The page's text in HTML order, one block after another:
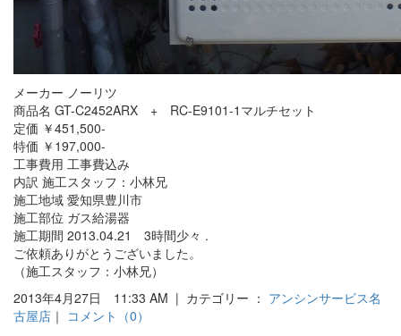
メーカー ノーリツ
商品名 GT-C2452ARX + RC-E9101-1マルチセット
定価 ￥451,500-
特価 ￥197,000-
工事費用 工事費込み
内訳 施工スタッフ：小林兄
施工地域 愛知県豊川市
施工部位 ガス給湯器
施工期間 2013.04.21 3時間少々 .
ご依頼ありがとうございました。
（施工スタッフ：小林兄）
2013年4月27日 11:33 AM | カテゴリー ： アンシンサービス名
古屋店 ｜ コメント（0）